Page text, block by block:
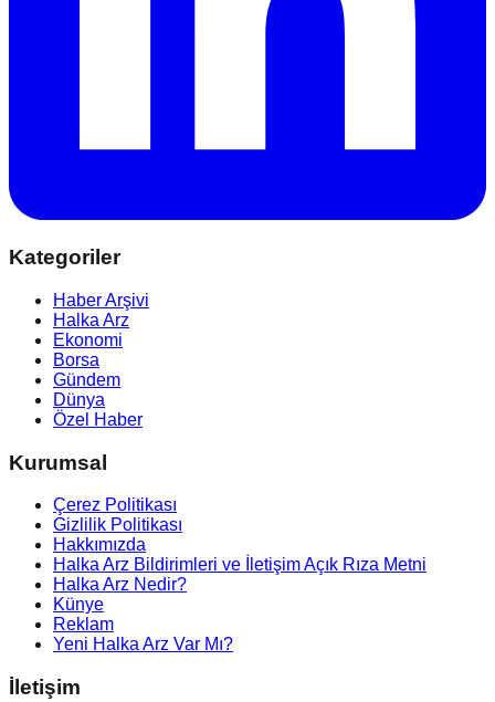
Kategoriler
Haber Arşivi
Halka Arz
Ekonomi
Borsa
Gündem
Dünya
Özel Haber
Kurumsal
Çerez Politikası
Gizlilik Politikası
Hakkımızda
Halka Arz Bildirimleri ve İletişim Açık Rıza Metni
Halka Arz Nedir?
Künye
Reklam
Yeni Halka Arz Var Mı?
İletişim